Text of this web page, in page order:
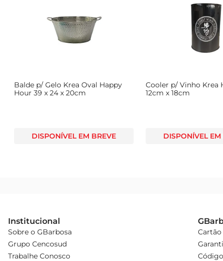
Balde p/ Gelo Krea Oval Happy
Hour 39 x 24 x 20cm
DISPONÍVEL EM BREVE
Cooler p/ Vinho Krea
12cm x 18cm
DISPONÍVEL EM
Institucional
Sobre o GBarbosa
Grupo Cencosud
Trabalhe Conosco
Cartão